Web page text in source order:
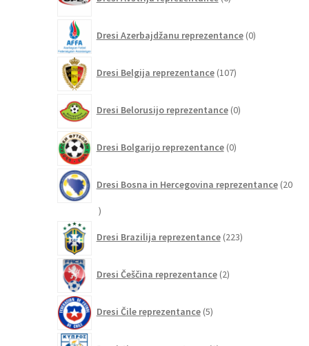
izdelkov
Dresi Azerbajdžanu reprezentance 0izdelkov
Dresi Belgija reprezentance 107izdelkov
Dresi Belorusijo reprezentance 0izdelkov
Dresi Bolgarijo reprezentance 0izdelkov
Dresi Bosna in Hercegovina reprezentance 20
20
Dresi Brazilija reprezentance 223izdelkov
Dresi Češčina reprezentance 2izdelka
Dresi Čile reprezentance 5izdelkov